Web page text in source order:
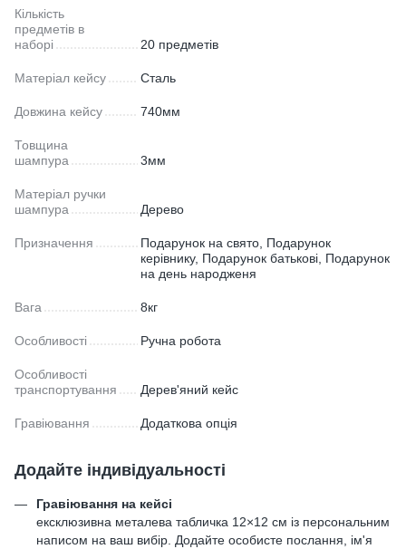
Кількість
предметів в
наборі
20 предметів
Матеріал кейсу Сталь
Довжина кейсу 740мм
Товщина
шампура
3мм
Матеріал ручки
шампура
Дерево
Призначення
Подарунок на свято, Подарунок
керівнику, Подарунок батькові, Подарунок
на день народженя
Вага 8кг
Особливості Ручна робота
Особливості
транспортування
Дерев'яний кейс
Гравіювання Додаткова опція
Додайте індивідуальності
Гравіювання на кейсі
ексклюзивна металева табличка 12×12 см із персональним
написом на ваш вибір. Додайте особисте послання, ім'я